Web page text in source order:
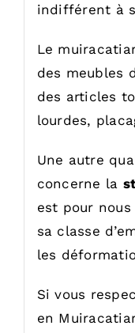
indifférent à
Le
des meubles
des articles
lourdes,
Une autre
concerne la
est pour
sa classe
les
Si vous
en